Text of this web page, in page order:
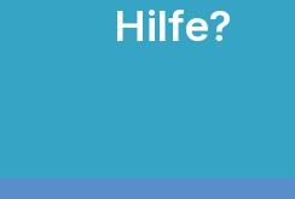
Hilfe?